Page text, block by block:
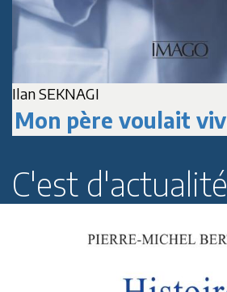
Jean-Marc DELPECH
Paul Roussenq
C'est d'actualité